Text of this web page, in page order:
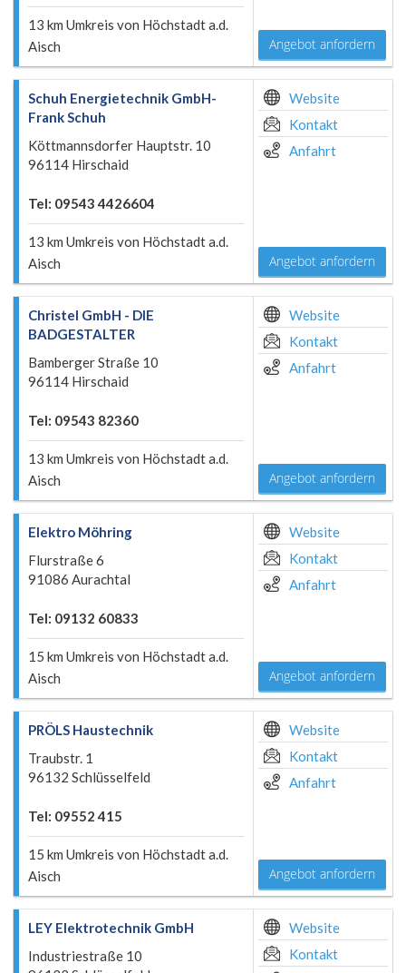
13 km Umkreis von Höchstadt a.d.
Aisch
Angebot anfordern
Schuh Energietechnik GmbH-
Frank Schuh
Köttmannsdorfer Hauptstr. 10
96114 Hirschaid
Tel: 09543 4426604
13 km Umkreis von Höchstadt a.d.
Aisch
Website
Kontakt
Anfahrt
Angebot anfordern
Christel GmbH - DIE
BADGESTALTER
Bamberger Straße 10
96114 Hirschaid
Tel: 09543 82360
13 km Umkreis von Höchstadt a.d.
Aisch
Website
Kontakt
Anfahrt
Angebot anfordern
Elektro Möhring
Flurstraße 6
91086 Aurachtal
Tel: 09132 60833
15 km Umkreis von Höchstadt a.d.
Aisch
Website
Kontakt
Anfahrt
Angebot anfordern
PRÖLS Haustechnik
Traubstr. 1
96132 Schlüsselfeld
Tel: 09552 415
15 km Umkreis von Höchstadt a.d.
Aisch
Website
Kontakt
Anfahrt
Angebot anfordern
LEY Elektrotechnik GmbH
Industriestraße 10
Website
Kontakt